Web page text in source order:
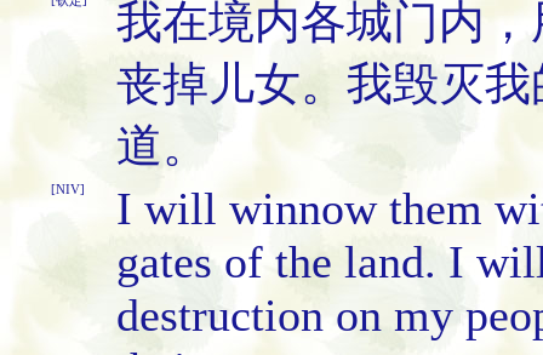
我在境内各城门内
丧掉儿女。我毁灭
道。
[NIV]
I will winnow them
gates of the land. I
destruction on my